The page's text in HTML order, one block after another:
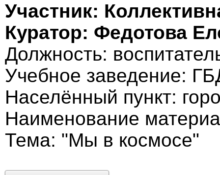
Участник:
Куратор: Федотова
Должность:
Учебное заведение:
Населённый пункт:
Наименование
Тема: "Мы в космосе"